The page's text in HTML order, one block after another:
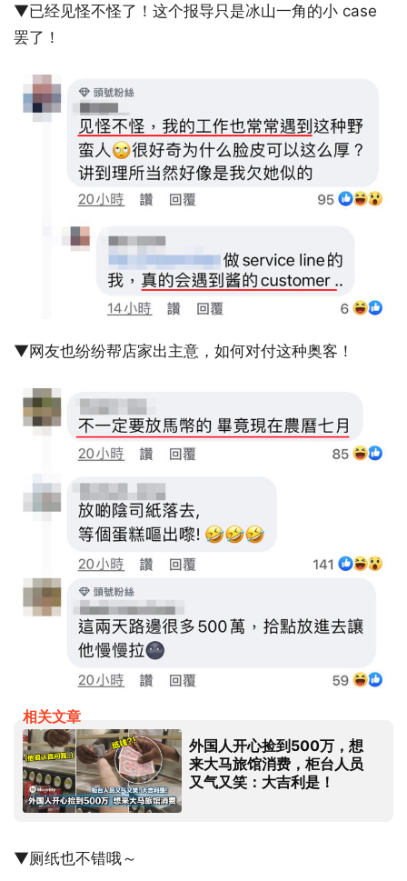
▼已经见怪不怪了！这个报导只是冰山一角的小 case
罢了！
▼网友也纷纷帮店家出主意，如何对付这种奥客！
相关文章
外国人开心捡到500万，想
来大马旅馆消费，柜台人员
又气又笑：大吉利是！
▼厕纸也不错哦～